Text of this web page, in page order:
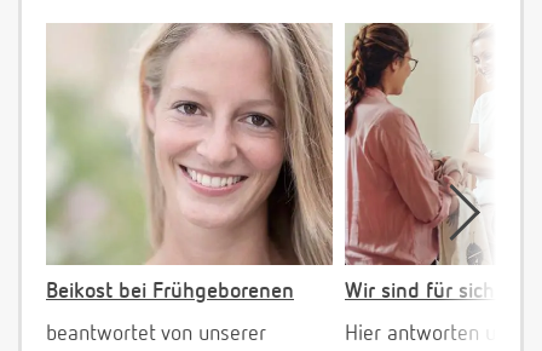
Beikost bei Frühgeborenen
beantwortet von unserer
Wir sind für sich da!
Hier antworten